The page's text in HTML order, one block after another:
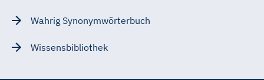
Wahrig Synonymwörterbuch
Wissensbibliothek